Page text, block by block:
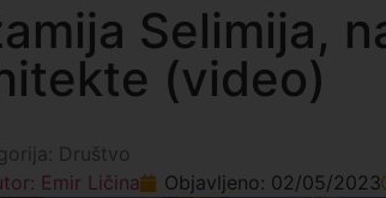
Selimija,
(video)
Društvo
Emir Ličina Objavljeno: 02/05/2023